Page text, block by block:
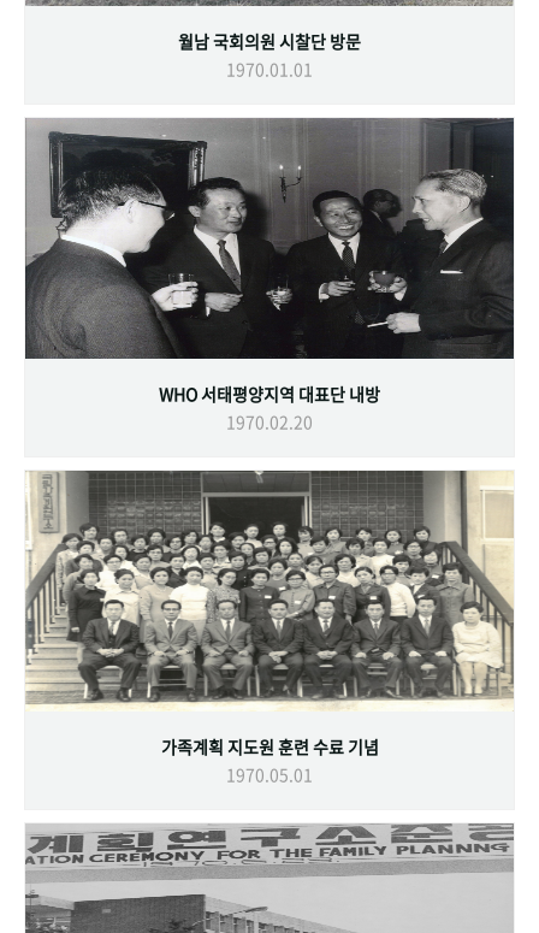
월남 국회의원 시찰단 방문
1970.01.01
WHO 서태평양지역 대표단 내방
1970.02.20
가족계획 지도원 훈련 수료 기념
1970.05.01